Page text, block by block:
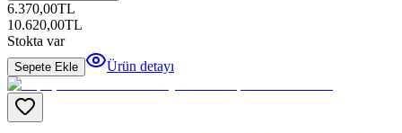
6.370,00TL
10.620,00TL
Stokta var
Sepete Ekle Ürün detayı